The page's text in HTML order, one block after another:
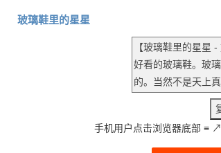
玻璃鞋里的星星
手机用户点击浏览器底部 ≡ ↗